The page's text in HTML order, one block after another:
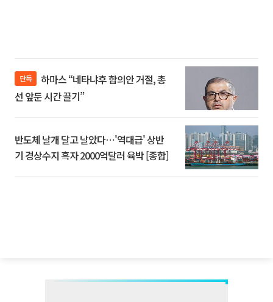
단독
선 앞둔 시간 끌기”
반도체 날개 달고 날았다⋯'역대급' 상반
기 경상수지 흑자 2000억달러 육박 [종합]